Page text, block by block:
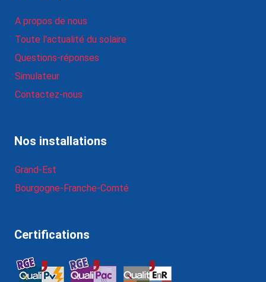
A propos de nous
Toute l'actualité du solaire
Questions-réponses
Simulateur
Contactez-nous
Nos installations
Grand-Est
Bourgogne-Franche-Comté
Certifications